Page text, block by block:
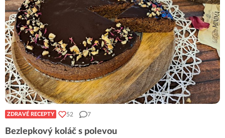
ZDRAVÉ RECEPTY 52 7
Bezlepkový koláč s polevou